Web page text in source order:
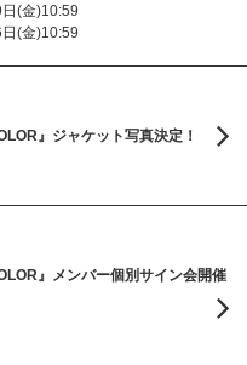
(金)10:59
(金)10:59
』ジャケット写真決定！
』メンバー個別サイン会開催